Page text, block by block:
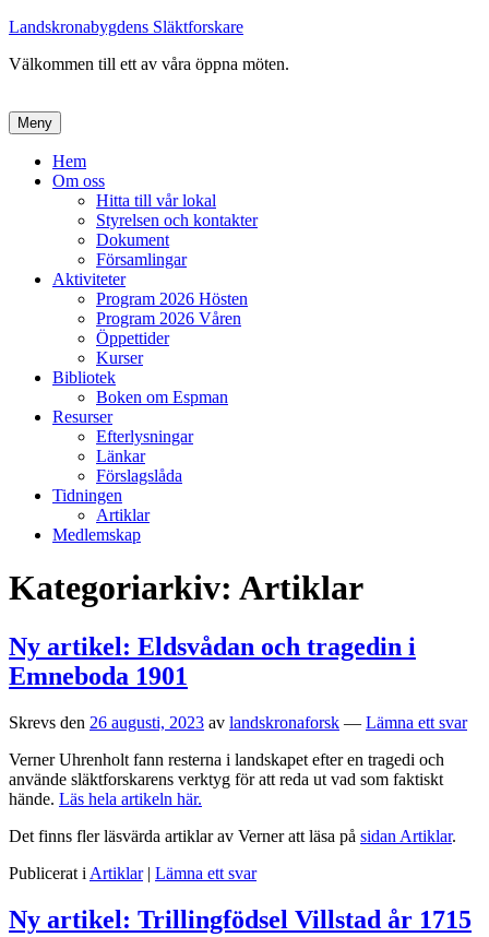
Landskronabygdens Släktforskare
Välkommen till ett av våra öppna möten.
Meny
Primär
meny
Hem
Om oss
Hitta till vår lokal
Styrelsen och kontakter
Dokument
Församlingar
Aktiviteter
Program 2026 Hösten
Program 2026 Våren
Öppettider
Kurser
Bibliotek
Boken om Espman
Resurser
Efterlysningar
Länkar
Förslagslåda
Tidningen
Artiklar
Medlemskap
Kategoriarkiv: Artiklar
Ny artikel: Eldsvådan och tragedin i
Emneboda 1901
Skrevs den 26 augusti, 2023 av landskronaforsk — Lämna ett svar
Verner Uhrenholt fann resterna i landskapet efter en tragedi och
använde släktforskarens verktyg för att reda ut vad som faktiskt
hände. Läs hela artikeln här.
Det finns fler läsvärda artiklar av Verner att läsa på sidan Artiklar.
Publicerat i Artiklar | Lämna ett svar
Ny artikel: Trillingfödsel Villstad år 1715